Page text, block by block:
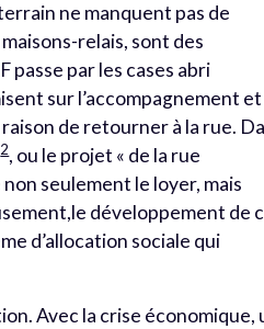
ne manquent pas de
relais, sont des
passe par les cases abri
sur l’accompagnement et
de retourner à la rue.
2, ou le projet « de la rue
seulement le loyer, mais
développement de
d’allocation sociale qui
Avec la crise économique,